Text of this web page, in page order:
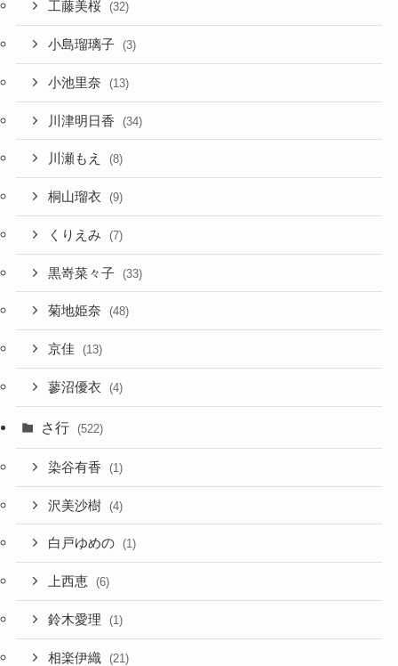
工藤美桜 (32)
小島瑠璃子 (3)
小池里奈 (13)
川津明日香 (34)
川瀬もえ (8)
桐山瑠衣 (9)
くりえみ (7)
黒嵜菜々子 (33)
菊地姫奈 (48)
京佳 (13)
蓼沼優衣 (4)
さ行 (522)
染谷有香 (1)
沢美沙樹 (4)
白戸ゆめの (1)
上西恵 (6)
鈴木愛理 (1)
相楽伊織 (21)